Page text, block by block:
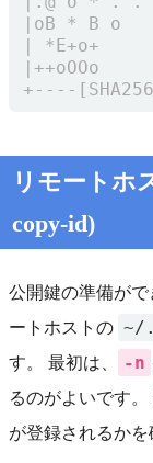
リモートホ
copy-id)
公開鍵の準備がで
ートホストの ~/
す。 最初は、
-n
るのがよいです
が登録されるかを